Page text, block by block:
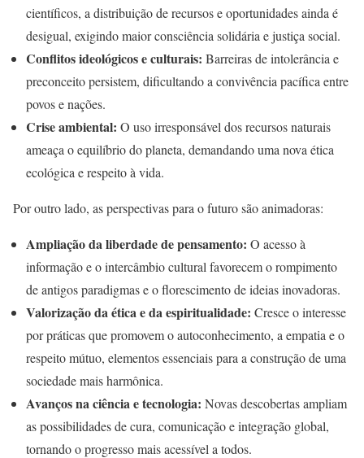
científicos, a distribuição de recursos e oportunidades ainda é
desigual, exigindo maior consciência solidária e justiça social.
Conflitos ideológicos e culturais: Barreiras de intolerância e
preconceito persistem, dificultando a convivência pacífica entre
povos e nações.
Crise ambiental: O uso irresponsável dos recursos naturais
ameaça o equilíbrio do planeta, demandando uma nova ética
ecológica e respeito à vida.
Por outro lado, as perspectivas para o futuro são animadoras:
Ampliação da liberdade de pensamento: O acesso à
informação e o intercâmbio cultural favorecem o rompimento
de antigos paradigmas e o florescimento de ideias inovadoras.
Valorização da ética e da espiritualidade: Cresce o interesse
por práticas que promovem o autoconhecimento, a empatia e o
respeito mútuo, elementos essenciais para a construção de uma
sociedade mais harmônica.
Avanços na ciência e tecnologia: Novas descobertas ampliam
as possibilidades de cura, comunicação e integração global,
tornando o progresso mais acessível a todos.